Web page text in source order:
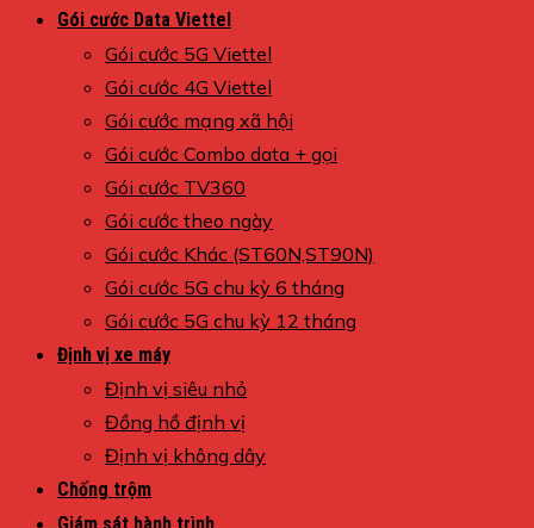
Gói cước Data Viettel
Gói cước 5G Viettel
Gói cước 4G Viettel
Gói cước mạng xã hội
Gói cước Combo data + gọi
Gói cước TV360
Gói cước theo ngày
Gói cước Khác (ST60N,ST90N)
Gói cước 5G chu kỳ 6 tháng
Gói cước 5G chu kỳ 12 tháng
Định vị xe máy
Định vị siêu nhỏ
Đồng hồ định vị
Định vị không dây
Chống trộm